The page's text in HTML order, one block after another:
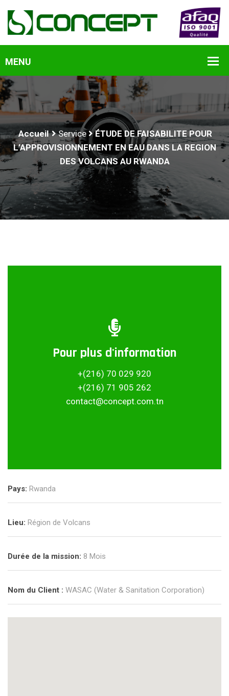
Accueil Service
ÉTUDE DE FAISABILITE POUR
L’APPROVISIONNEMENT EN EAU DANS LA REGION
DES VOLCANS AU RWANDA
Pour plus d'information
+(216) 70 029 920
+(216) 71 905 262
contact@concept.com.tn
Partager ce projet
Pays: Rwanda
Lieu: Région de Volcans
Durée de la mission: 8 Mois
Nom du Client : WASAC (Water & Sanitation Corporation)